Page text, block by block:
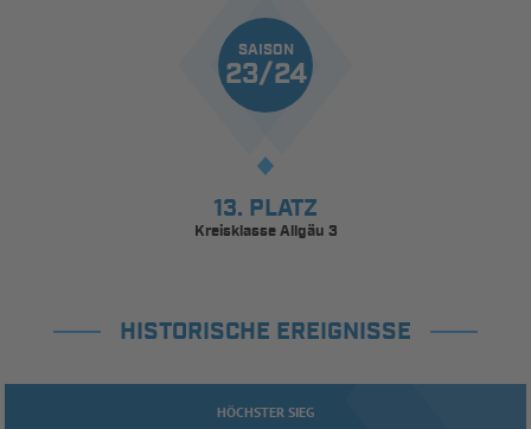
SAISON
23/24
13. PLATZ
Kreisklasse Allgäu 3
HISTORISCHE EREIGNISSE
HÖCHSTER SIEG